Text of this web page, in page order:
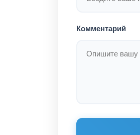
Комментарий